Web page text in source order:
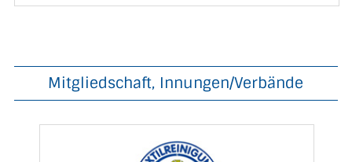
Mitgliedschaft, Innungen/Verbände